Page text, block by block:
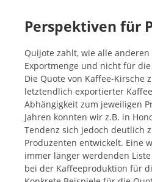
Perspektiven für
Quijote zahlt, wie alle
Exportmenge und nicht für
Die Quote von Kaffee-Kirsche
letztendlich exportierter
Abhängigkeit zum jeweiligen
Jahren konnten wir z.B. in
Tendenz sich jedoch deutlich
Produzenten entwickelt. Eine
immer länger werdenden
bei der Kaffeeproduktion für